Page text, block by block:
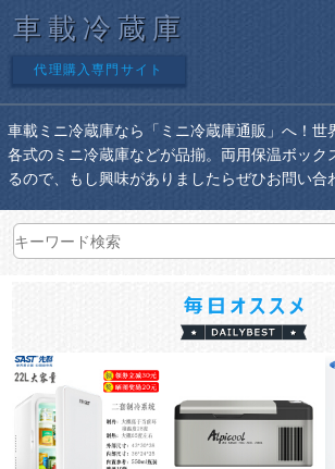
車載冷蔵庫
代理購入専門サイト
車載ミニ冷蔵庫なら「ミニ冷蔵庫通販」へ！世
各式のミニ冷蔵庫などが品揃。両用保温ボック
るので、もし興味がありましたらぜひお問い合